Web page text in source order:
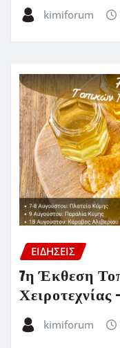
kimiforum
ΕΙΔΗΣΕΙΣ
7η Έκθεση
kimiforum